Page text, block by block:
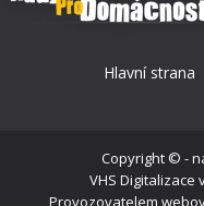
Hlavní strana
Copyright © -
VHS Digitalizace
Provozovatelem